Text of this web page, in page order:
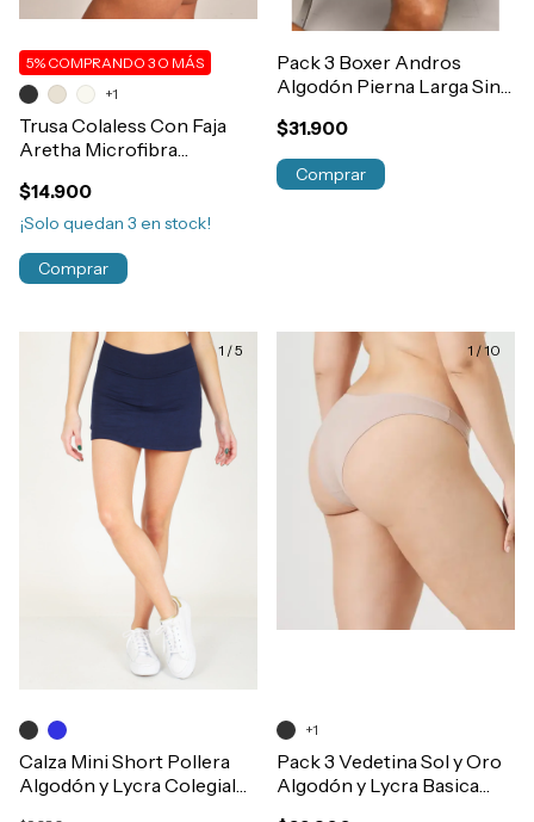
Trusa Colaless Con Faja
Aretha Microfibra
Post Parto-Cirugia Art.555
$14.900
5% COMPRANDO 3 O MÁS
¡Solo quedan 3 en stock!
+1
Comprar
Pack 3 Boxer Andros
Algodón Pierna Larga Sin
$31.900
Comprar
1 /5
Calza Mini Short Pollera
Algodón y Lycra Colegial
1 /10
Pack 3 Vedetina Sol y Oro
Algodón y Lycra Basica
+1